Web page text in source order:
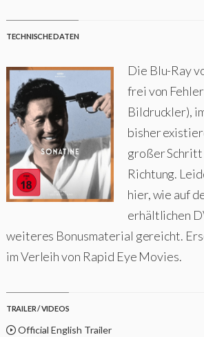
TECHNISCHE DATEN
Die Blu-Ray
frei von
Bildruckler),
bisher
großer
Richtung.
hier, wie auf
erhältlichen
weiteres Bonusmaterial gereicht.
im Verleih von Rapid Eye Movies.
TRAILER / VIDEOS
Official English Trailer